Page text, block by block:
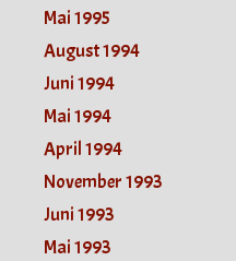
Mai 1995
August 1994
Juni 1994
Mai 1994
April 1994
November 1993
Juni 1993
Mai 1993